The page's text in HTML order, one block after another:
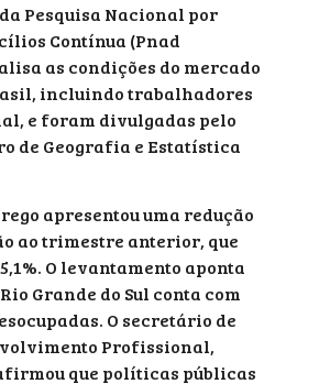
Pesquisa Nacional por
Contínua (Pnad
as condições do mercado
incluindo trabalhadores
e foram divulgadas pelo
de Geografia e Estatística
apresentou uma redução
ao trimestre anterior, que
O levantamento aponta
Grande do Sul conta com
O secretário de
Profissional,
que políticas públicas